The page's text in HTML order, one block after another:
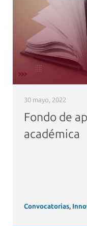
30 mayo, 2022
Fondo de
académica
Convocatorias,